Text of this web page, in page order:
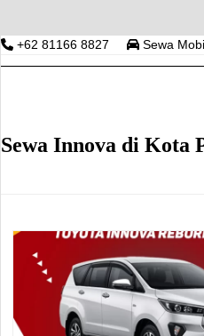
+62 81166 8827 Sewa
RENTAL MOBIL
Sewa Innova di Kota